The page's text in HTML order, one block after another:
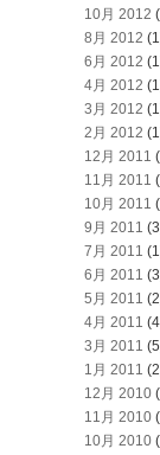
10月 2012
8月 2012
6月 2012
4月 2012
3月 2012
2月 2012
12月 2011
11月 2011
10月 2011
9月 2011
7月 2011
6月 2011
5月 2011
4月 2011
3月 2011
1月 2011
12月 2010
11月 2010
10月 2010